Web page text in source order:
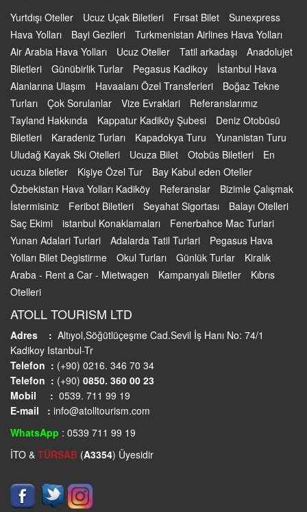
Yurtdışı Oteller Ucuz Uçak Biletleri Fırsat Bilet
Sunexpress
Hava Yolları
Bayi Gezileri
Turkmenistan Airlines Hava Yolları
Air Arabia Hava Yolları
Ucuz Oteller Tatil arkadaşı
Anadolujet
Biletleri
Günübirlik Turlar Pegasus Kadikoy
İstanbul Hava
Alanlarına Ulaşım
Havaalanı Özel Transferleri
Boğaz Tekne
Turları
Çok Sorulanlar Vize Evraklari
Referanslarımız
Tayland Hakkında
Kappatur Kadiköy Şubesi
Deniz Otobüsü
Biletleri
Karadeniz Turları Kapadokya Turu
Yunanistan Turu
Uludağ Kayak Ski Otelleri
Ucuza Bilet Otobüs Biletleri
En
ucuza biletler
Kişiye Özel Tur
Bay Kabul eden Oteller
Özbekistan Hava Yolları Kadiköy
Referanslar
Bizimle Çalışmak
İstermisiniz
Feribot Biletleri Seyahat Sigortası
Balayı Otelleri
Saç Ekimi
istanbul Konaklamaları
Fenerbahce Mac Turlari
Yunan Adalari Turlari
Adalarda Tatil Turlari
Pegasus Hava
Yolları Bilet Degistirme
Okul Turları Günlük Turlar
Kiralık
Araba - Rent a Car - Mietwagen
Kampanyalı Biletler
Kıbrıs
Otelleri
ATOLL TOURISM LTD
Adres : Altıyol,Söğütlüçeşme Cad.Sevil İş Hanı No: 74/1
Kadikoy Istanbul-Tr
Telefon : (+90) 0216. 346 70 34
Telefon : (+90) 0850. 360 00 23
Mobil : 0539. 711 99 19
E-mail : info@atolltourism.com
WhatsApp : 0539 711 99 19
İTO & TÜRSAB (A3354) Üyesidir